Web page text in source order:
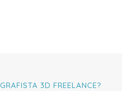
3D FREELANCE?